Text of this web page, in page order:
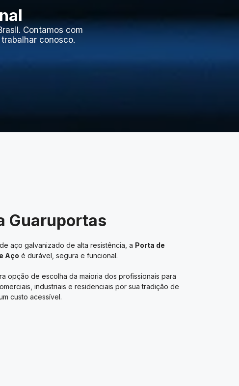
Contamos com
conosco.
Guaruportas
aço galvanizado de alta resistência, a Porta de
Aço é durável, segura e funcional.
opção de escolha da maioria dos profissionais para
industriais e residenciais por sua tradição de
custo acessível.